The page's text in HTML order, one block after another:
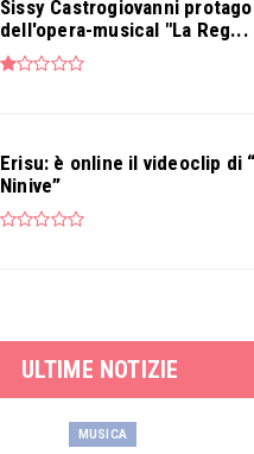
Sissy Castrogiovanni
dell'opera-musical "La Reg...
Erisu: è online il videoclip di
Ninive”
ULTIME NOTIZIE
MUSICA